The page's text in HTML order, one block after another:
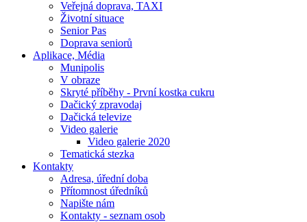
Veřejná doprava, TAXI
Životní situace
Senior Pas
Doprava seniorů
Aplikace, Média
Munipolis
V obraze
Skryté příběhy - První kostka cukru
Dačický zpravodaj
Dačická televize
Video galerie
Video galerie 2020
Tematická stezka
Kontakty
Adresa, úřední doba
Přítomnost úředníků
Napište nám
Kontakty - seznam osob